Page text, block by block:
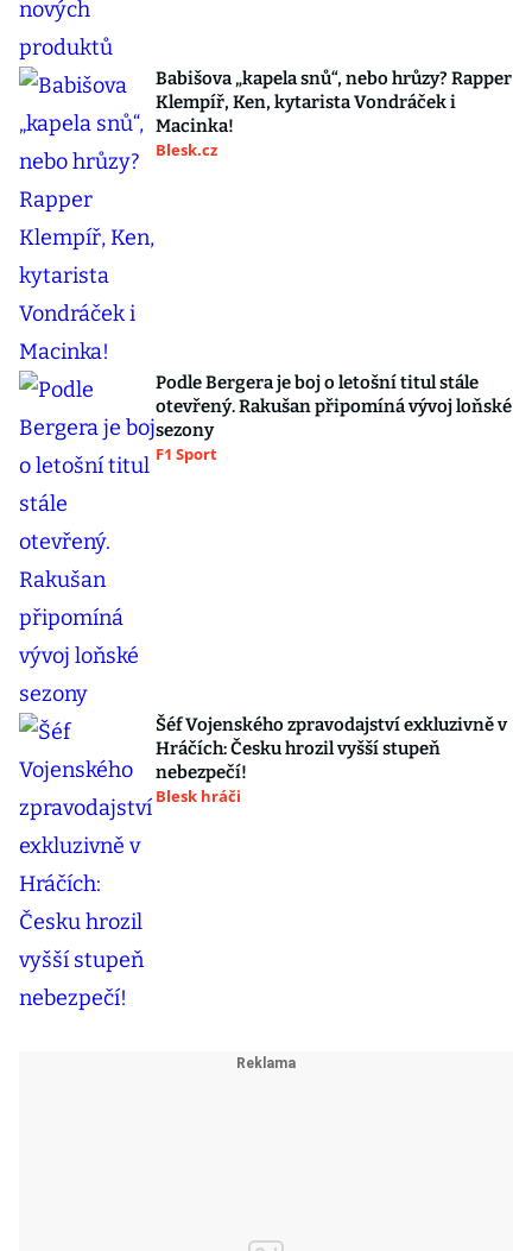
Babišova „kapela snů“, nebo hrůzy? Rapper
Klempíř, Ken, kytarista Vondráček i
Macinka!
Blesk.cz
Podle Bergera je boj o letošní titul stále
otevřený. Rakušan připomíná vývoj loňské
sezony
F1 Sport
Šéf Vojenského zpravodajství exkluzivně v
Hráčích: Česku hrozil vyšší stupeň
nebezpečí!
Blesk hráči